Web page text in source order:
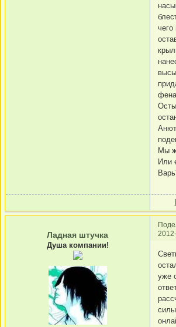
фена
Мы
Или
Ладная штучка
Душа компании!
уже